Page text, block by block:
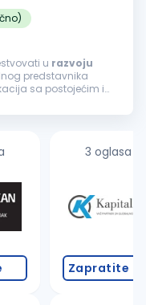
u razvoju
predstavnika
3 oglasa
Zapratite